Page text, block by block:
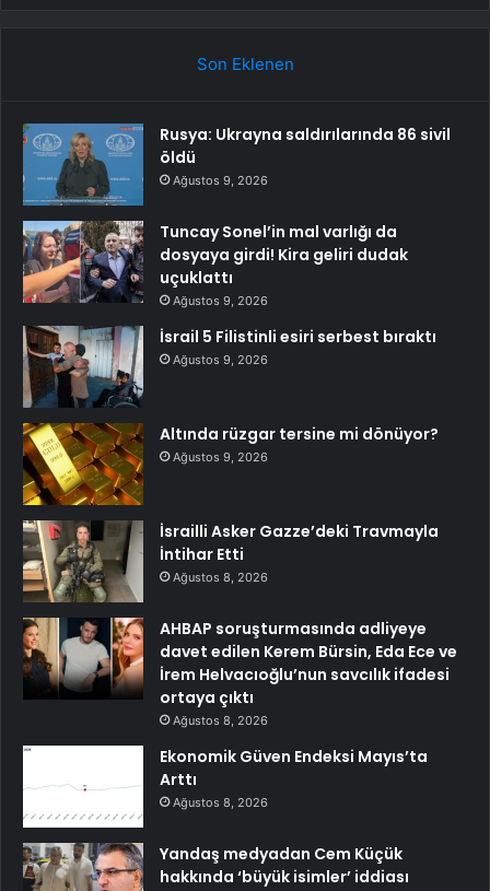
Son Eklenen
Rusya: Ukrayna saldırılarında 86 sivil
öldü
Ağustos 9, 2026
Tuncay Sonel’in mal varlığı da
dosyaya girdi! Kira geliri dudak
uçuklattı
Ağustos 9, 2026
İsrail 5 Filistinli esiri serbest bıraktı
Ağustos 9, 2026
Altında rüzgar tersine mi dönüyor?
Ağustos 9, 2026
İsrailli Asker Gazze’deki Travmayla
İntihar Etti
Ağustos 8, 2026
AHBAP soruşturmasında adliyeye
davet edilen Kerem Bürsin, Eda Ece ve
İrem Helvacıoğlu’nun savcılık ifadesi
ortaya çıktı
Ağustos 8, 2026
Ekonomik Güven Endeksi Mayıs’ta
Arttı
Ağustos 8, 2026
Yandaş medyadan Cem Küçük
hakkında ‘büyük isimler’ iddiası